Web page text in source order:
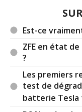
Est-ce
ZFE en état
?
Les premiers
test de
batterie